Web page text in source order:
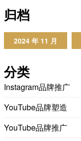
归档
2024 年 11 月
分类
Instagram品牌推广
YouTube品牌塑造
YouTube品牌推广